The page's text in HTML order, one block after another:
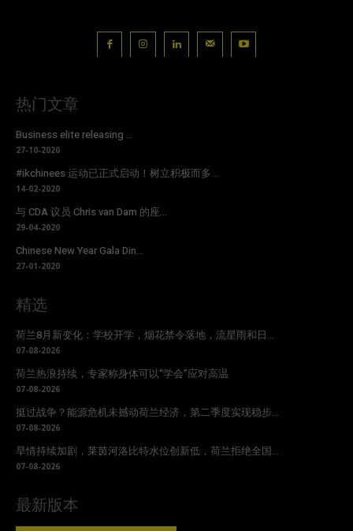
热门文章
Business elite releasing ...
27-10-2020
#ikchinees 运动已正式启动！树立积极而多...
14-02-2020
与 CDA 议员 Chris van Dam 的座...
29-04-2020
Chinese New Year Gala Din...
27-01-2020
精选
荷兰8月新变化：学校开学，烟花禁令落地，流星雨和日...
07-08-2026
荷兰热浪持续，专家称身体可以“学会”应对高温
07-08-2026
挺过战争？能源危机未撼动荷兰经济，第二季度实现稳步...
07-08-2026
旱情持续加剧，莱茵河洛比特水位创新低，荷兰拒绝全国...
07-08-2026
最新版本